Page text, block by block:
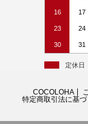
16 17
23 24
30 31
定休日
COCOLOHA
特定商取引法に基